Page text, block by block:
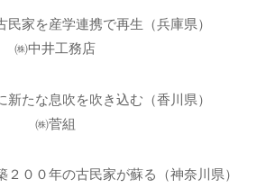
民家を産学連携で再生（兵庫県）
㈱中井工務店
新たな息吹を吹き込む（香川県）
㈱菅組
００年の古民家が蘇る（神奈川県）